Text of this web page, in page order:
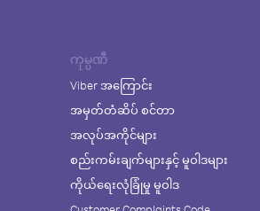
ကုမ္ပဏီ
Viber အကြောင်း
အမှတ်တံဆိပ် စင်တာ
အလုပ်အကိုင်များ
စည်းကမ်းချက်များနှင့် မူဝါဒများ
ကိုယ်ရေးလုံခြုံမှု မူဝါဒ